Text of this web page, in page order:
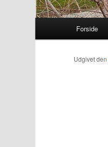
Fortsæt
til
Forside
Udgivet den